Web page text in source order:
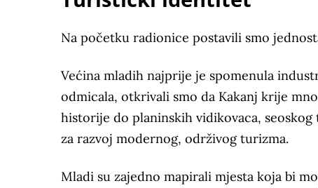
Na početku radionice postavili smo
Većina mladih najprije je spomenula
odmicala, otkrivali smo da Kakanj krije
historije do planinskih vidikovaca,
za razvoj modernog, održivog turizma.
Mladi su zajedno mapirali mjesta koja bi